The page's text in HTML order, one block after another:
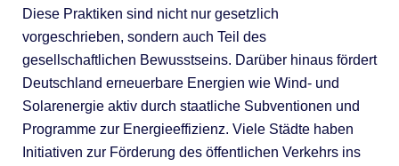
Diese Praktiken sind nicht nur gesetzlich
vorgeschrieben, sondern auch Teil des
gesellschaftlichen Bewusstseins. Darüber hinaus fördert
Deutschland erneuerbare Energien wie Wind- und
Solarenergie aktiv durch staatliche Subventionen und
Programme zur Energieeffizienz. Viele Städte haben
Initiativen zur Förderung des öffentlichen Verkehrs ins